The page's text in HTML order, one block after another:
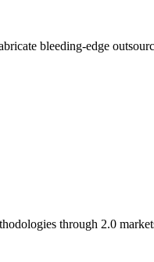
bleeding-edge
through 2.0